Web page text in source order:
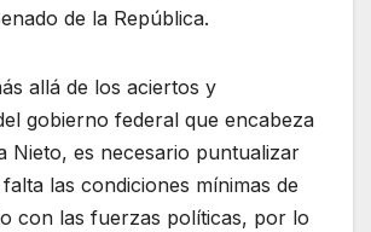
de la República.
allá de los aciertos y
gobierno federal que encabeza
Nieto, es necesario puntualizar
las condiciones mínimas de
con las fuerzas políticas, por lo